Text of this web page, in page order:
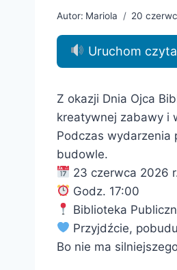
Autor: Mariola 20
Uruchom
Z okazji Dnia Ojca
kreatywnej zabawy i
Podczas wydarzenia
budowle.
23 czerwca 2026
Godz. 17:00
Biblioteka
Przyjdźcie,
Bo nie ma